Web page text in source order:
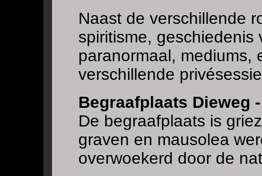
Naast de verschillende
spiritisme, geschiedenis
paranormaal, mediums,
verschillende
Begraafplaats Dieweg
De begraafplaats is
graven en mausolea
overwoekerd door de